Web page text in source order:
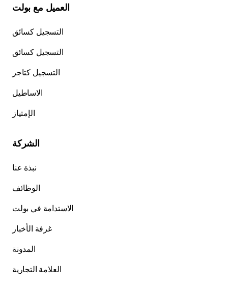
العميل مع بولت
التسجيل كسائق
التسجيل كسائق
التسجيل كتاجر
الاساطيل
الإمتياز
الشركة
نبذة عنا
الوظائف
الاستدامة في بولت
غرفة الأخبار
المدونة
العلامة التجارية